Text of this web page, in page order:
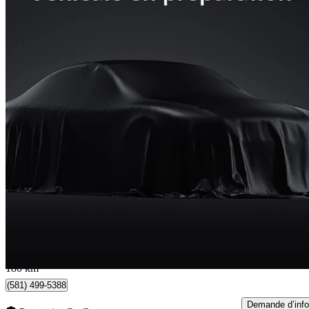
2023 Ford Escape Hybrid
ST-Line Elite AWD
Bonne
180 km
(581) 499-5388
Demande d’info